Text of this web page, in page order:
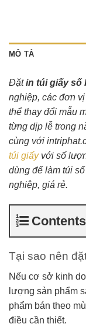
MÔ TẢ
Đặtin túi giấy số
nghiệp, các đơn
thể thay đổi mẫu
từng dịp lễ trong
cùng với
túi giấyvới số
dùng để làm túi
nghiệp, giá rẻ.
Contents
Tại sao nên
Nếu cơ sở kinh
lượng sản phẩm
phẩm bán theo
điều cần thiết.